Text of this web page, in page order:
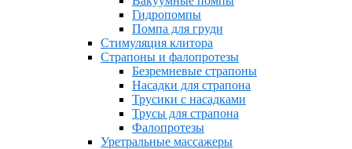
Гидропомпы
Помпа для груди
Стимуляция клитора
Страпоны и фалопротезы
Безремневые страпоны
Насадки для страпона
Трусики с насадками
Трусы для страпона
Фалопротезы
Уретральные массажеры